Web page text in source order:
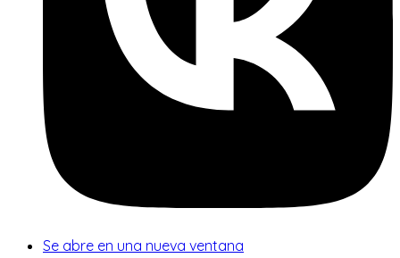
Se abre en una nueva ventana